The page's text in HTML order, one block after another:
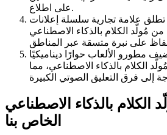
على اطلاع.
علامة تجارية سلسلة إعلانات
من مُولّد الكلام بالذكاء الاصطناعي
مطورو الألعاب حوارًا ديناميكيًا
الكلام بالذكاء الاصطناعي، مما
الكلام بالذكاء الاصطناعي
الخاص بنا